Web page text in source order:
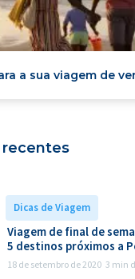
a sua viagem de
Dicas de Viagem
Viagem de final de
5 destinos próximos a
18 de setembro de 2020 3 min